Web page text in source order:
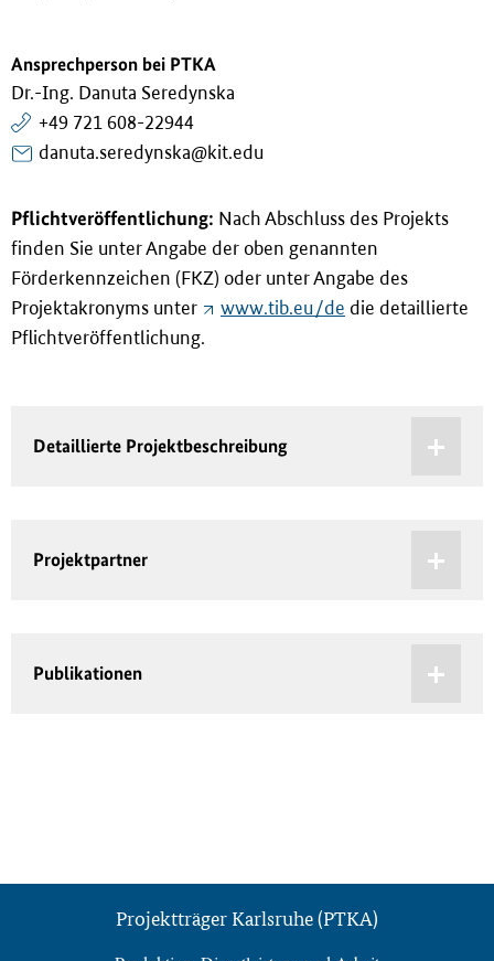
Ansprechperson bei PTKA
Dr.-Ing. Danuta Seredynska
+49 721 608-22944
danuta.seredynska@kit.edu
Pflichtveröffentlichung: Nach Abschluss des Projekts
finden Sie unter Angabe der oben genannten
Förderkennzeichen (FKZ) oder unter Angabe des
Projektakronyms unter
www.tib.eu/de die detaillierte
Pflichtveröffentlichung.
Detaillierte Projektbeschreibung
Projektpartner
Publikationen
Projektträger Karlsruhe (PTKA)